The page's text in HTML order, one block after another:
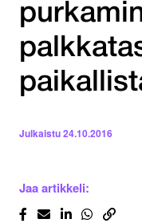
Julkaistu24.10.2016
Jaa artikkeli: